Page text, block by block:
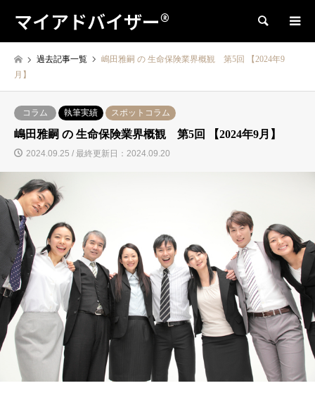
マイアドバイザー® 検索
過去記事一覧
嶋田雅嗣 の 生命保険業界概観 第5回 【2024年9
月】
コラム 執筆実績 スポットコラム
嶋田雅嗣 の 生命保険業界概観 第5回 【2024年9月】
2024.09.25 / 最終更新日：2024.09.20